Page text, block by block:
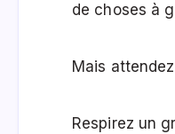
de choses à
Mais
Respirez un